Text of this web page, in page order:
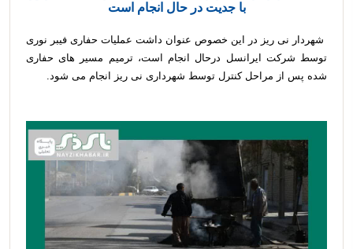
با جدیت در حال انجام است
شهردار نی ریز در این خصوص عنوان داشت عملیات حفاری فیبر نوری
توسط شرکت ایرانسل درحال انجام است، ترمیم مسیر های حفاری
شده پس از مراحل کنترل توسط شهرداری نی ریز انجام می شود.